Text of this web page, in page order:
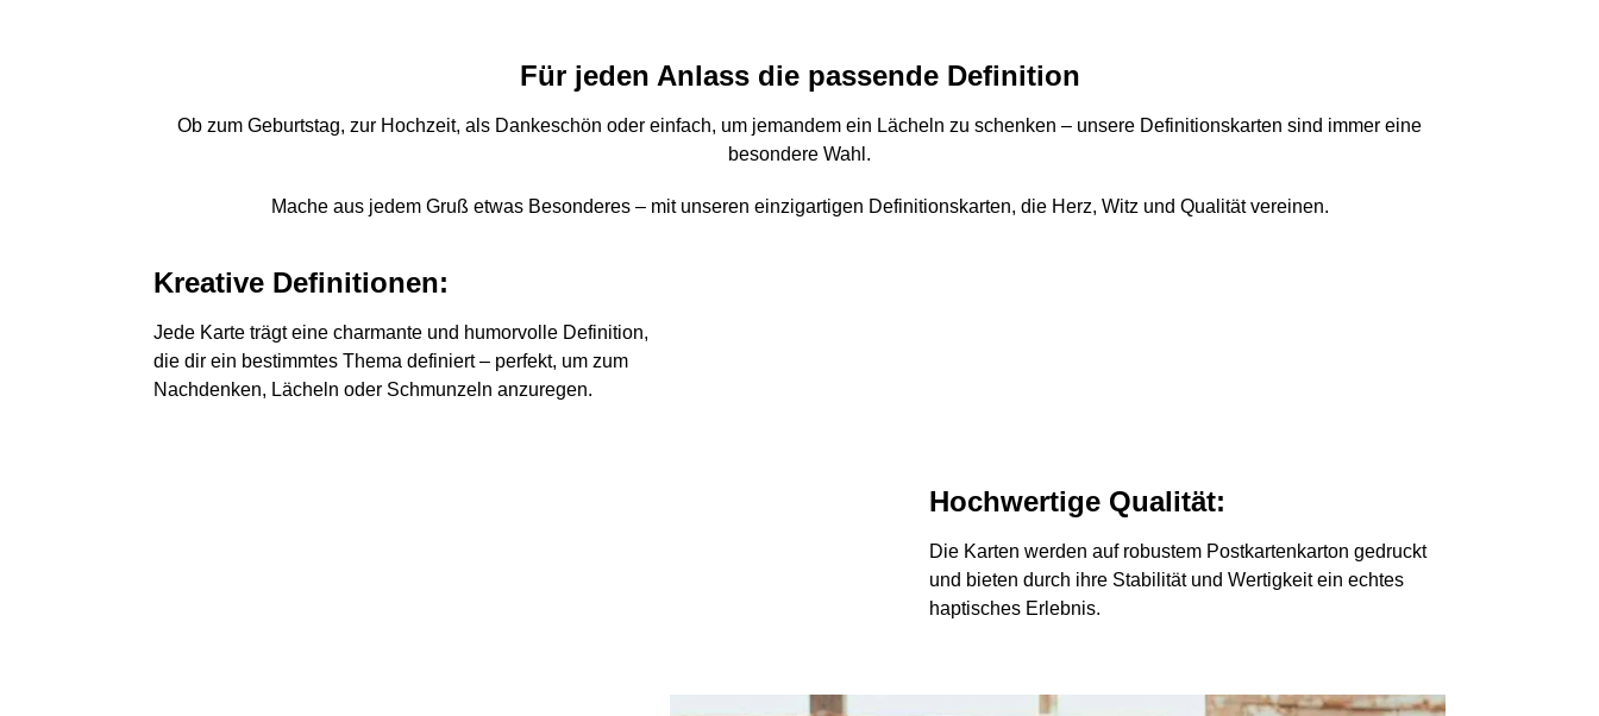
Für jeden Anlass die passende Definition
Ob zum Geburtstag, zur Hochzeit, als Dankeschön oder einfach, um jemandem ein Lächeln zu schenken – unsere Definitionskarten sind immer eine
besondere Wahl.
Mache aus jedem Gruß etwas Besonderes – mit unseren einzigartigen Definitionskarten, die Herz, Witz und Qualität vereinen.
Kreative Definitionen:
Jede Karte trägt eine charmante und humorvolle Definition,
die dir ein bestimmtes Thema definiert – perfekt, um zum
Nachdenken, Lächeln oder Schmunzeln anzuregen.
Hochwertige Qualität:
Die Karten werden auf robustem Postkartenkarton gedruckt
und bieten durch ihre Stabilität und Wertigkeit ein echtes
haptisches Erlebnis.